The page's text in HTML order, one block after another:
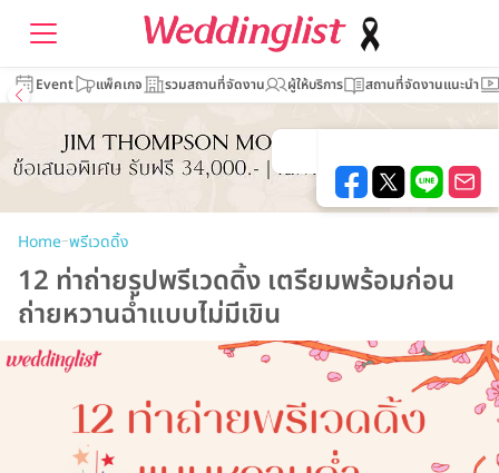
Event แพ็คเกจ รวมสถานที่จัดงาน ผู้ให้บริการ สถานที่จัดงานแนะนำ
Home–พรีเวดดิ้ง
12 ท่าถ่ายรูปพรีเวดดิ้ง เตรียมพร้อมก่อน
ถ่ายหวานฉ่ำแบบไม่มีเขิน